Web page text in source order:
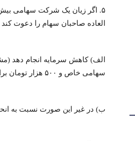
العاده صاحبان سهام را دعوت
الف) کاهش سرمایه انجام دهد
سهامی خاص و ۵۰۰ هزار تومان برای شرکت‌های سهامی عام نباشد.)
ب) در غیر این صورت نسبت به